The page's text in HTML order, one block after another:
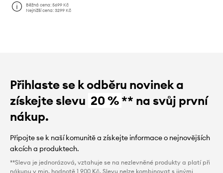
Běžná cena:5699 Kč
Nejnižší cena:3299 Kč
Přihlaste se k odběru novinek a
získejte slevu 20 %** na svůj první
nákup.
Připojte se k naší komunitě a získejte informace o nejnovějších
akcích a produktech.
**Sleva je jednorázová, vztahuje se na nezlevněné produkty a platí při
nákupu v min. hodnotě 1 900 Kč. Slevu nelze kombinovat s jinými